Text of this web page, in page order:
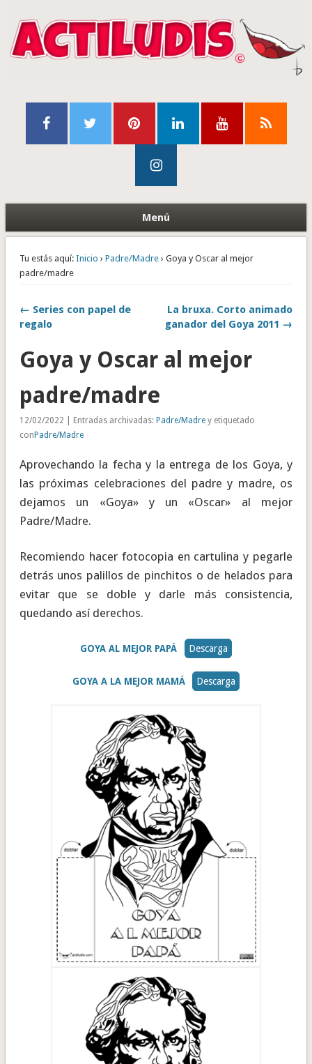
Menú
Tu estás aquí: Inicio › Padre/Madre› Goya y Oscar al mejor
padre/madre
← Series con papel de
regalo
La bruxa. Corto animado
ganador del Goya 2011 →
Goya y Oscar al mejor
padre/madre
12/02/2022 | Entradas archivadas: Padre/Madrey etiquetado
con Padre/Madre
Aprovechando la fecha y la entrega de los Goya, y
las próximas celebraciones del padre y madre, os
dejamos un «Goya» y un «Oscar» al mejor
Padre/Madre.
Recomiendo hacer fotocopia en cartulina y pegarle
detrás unos palillos de pinchitos o de helados para
evitar que se doble y darle más consistencia,
quedando así derechos.
GOYA AL MEJOR PAPÁ Descarga
GOYA A LA MEJOR MAMÁ Descarga